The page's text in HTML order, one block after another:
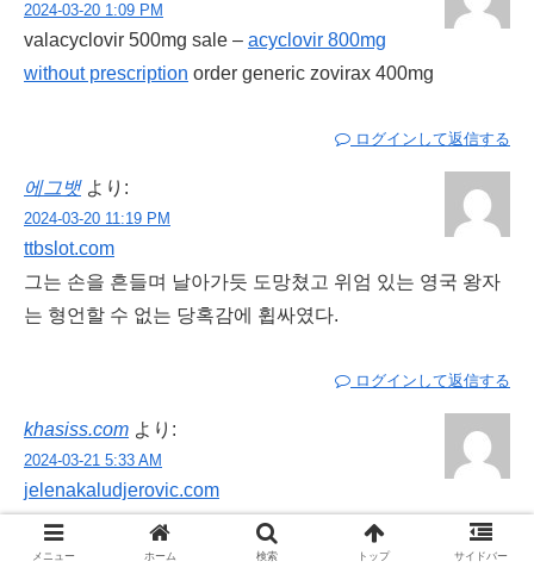
2024-03-20 1:09 PM
valacyclovir 500mg sale – acyclovir 800mg
without prescription order generic zovirax 400mg
ログインして返信する
에그뱃 より:
2024-03-20 11:19 PM
ttbslot.com
그는 손을 흔들며 날아가듯 도망쳤고 위엄 있는 영국 왕자
는 형언할 수 없는 당혹감에 휩싸였다.
ログインして返信する
khasiss.com より:
2024-03-21 5:33 AM
jelenakaludjerovic.com
롱스커트 스커트는 그들이 쟁기질을 할 때 그들을 더욱 웃
기게 보이게 했다.
メニュー ホーム 検索 トップ サイドバー